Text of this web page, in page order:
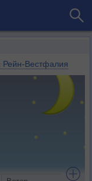
Вестфалия